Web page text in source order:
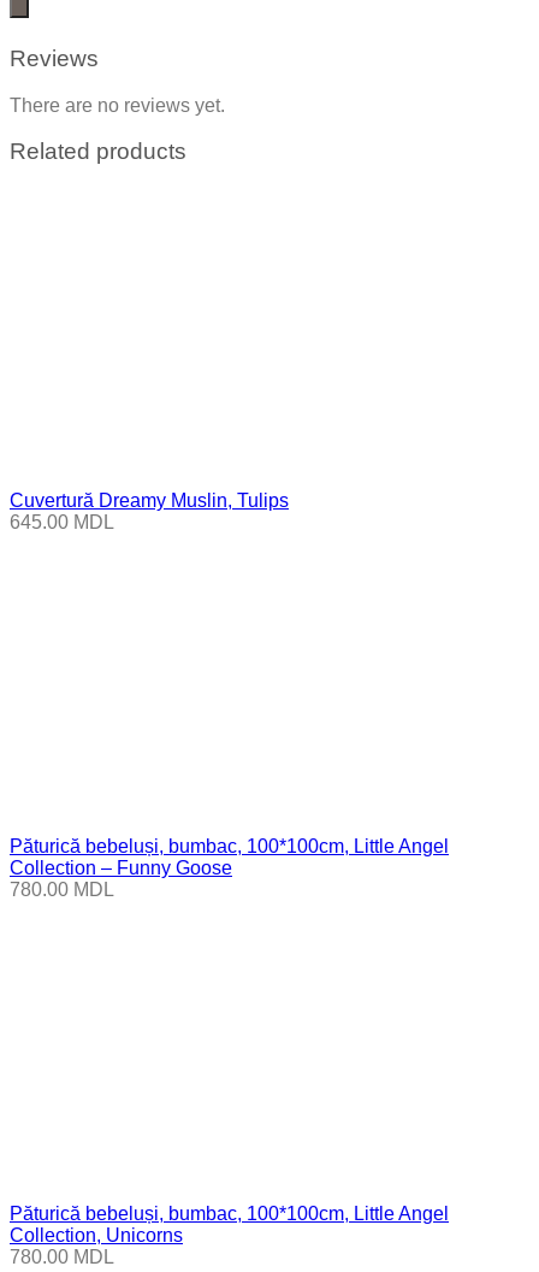
Reviews
There are no reviews yet.
Related products
Cuvertură Dreamy Muslin, Tulips
645.00 MDL
Păturică bebeluși, bumbac, 100*100cm, Little Angel
Collection – Funny Goose
780.00 MDL
Păturică bebeluși, bumbac, 100*100cm, Little Angel
Collection, Unicorns
780.00 MDL